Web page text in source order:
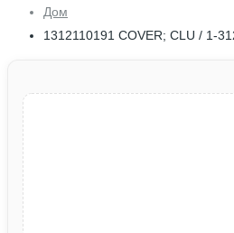
Дом
1312110191 COVER; CLU / 1-